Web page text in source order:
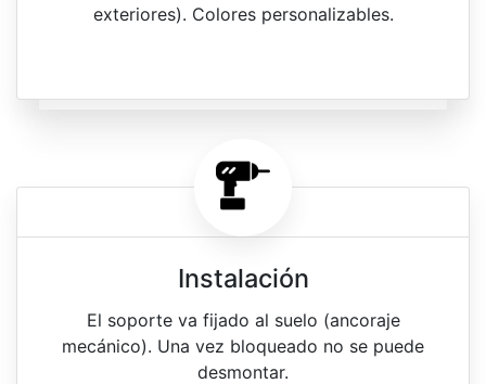
exteriores). Colores personalizables.
Instalación
El soporte va fijado al suelo (ancoraje
mecánico). Una vez bloqueado no se puede
desmontar.